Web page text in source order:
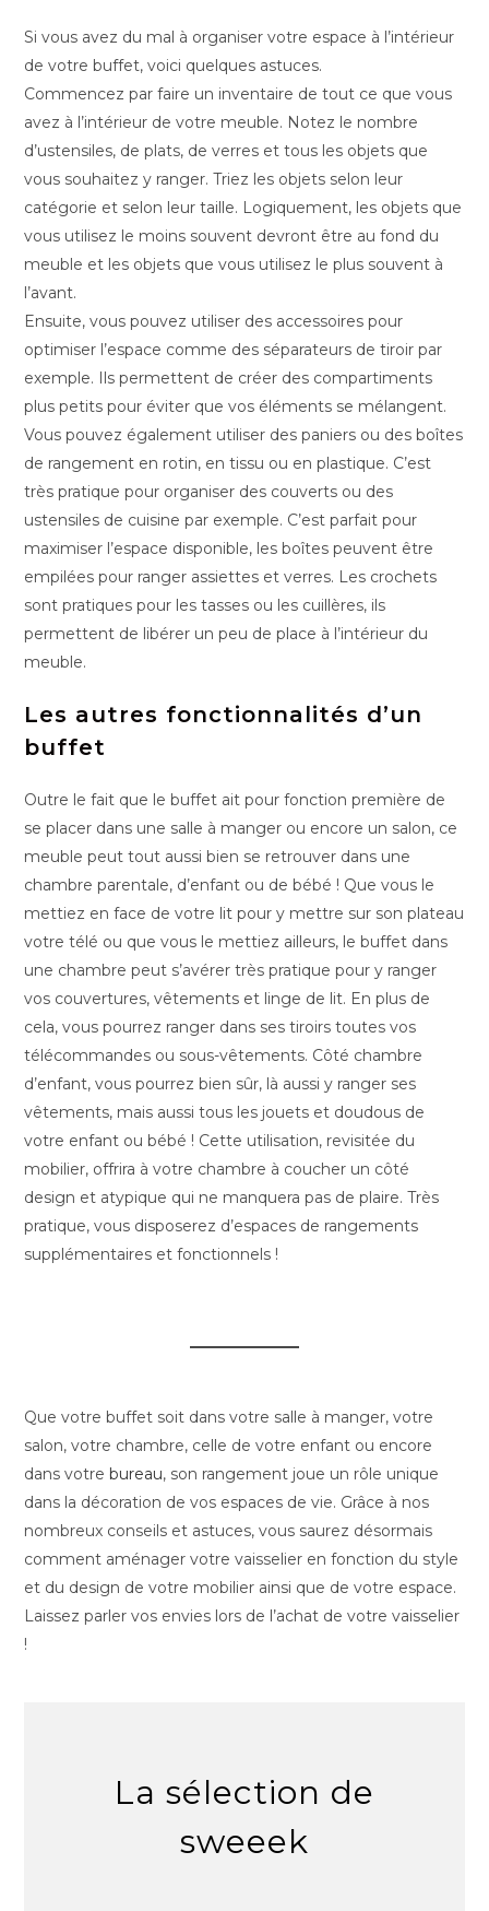
Si vous avez du mal à organiser votre espace à l’intérieur
de votre buffet, voici quelques astuces.
Commencez par faire un inventaire de tout ce que vous
avez à l’intérieur de votre meuble. Notez le nombre
d’ustensiles, de plats, de verres et tous les objets que
vous souhaitez y ranger. Triez les objets selon leur
catégorie et selon leur taille. Logiquement, les objets que
vous utilisez le moins souvent devront être au fond du
meuble et les objets que vous utilisez le plus souvent à
l’avant.
Ensuite, vous pouvez utiliser des accessoires pour
optimiser l’espace comme des séparateurs de tiroir par
exemple. Ils permettent de créer des compartiments
plus petits pour éviter que vos éléments se mélangent.
Vous pouvez également utiliser des paniers ou des boîtes
de rangement en rotin, en tissu ou en plastique. C’est
très pratique pour organiser des couverts ou des
ustensiles de cuisine par exemple. C’est parfait pour
maximiser l’espace disponible, les boîtes peuvent être
empilées pour ranger assiettes et verres. Les crochets
sont pratiques pour les tasses ou les cuillères, ils
permettent de libérer un peu de place à l’intérieur du
meuble.
Les autres fonctionnalités d’un
buffet
Outre le fait que le buffet ait pour fonction première de
se placer dans une salle à manger ou encore un salon, ce
meuble peut tout aussi bien se retrouver dans une
chambre parentale, d’enfant ou de bébé ! Que vous le
mettiez en face de votre lit pour y mettre sur son plateau
votre télé ou que vous le mettiez ailleurs, le buffet dans
une chambre peut s’avérer très pratique pour y ranger
vos couvertures, vêtements et linge de lit. En plus de
cela, vous pourrez ranger dans ses tiroirs toutes vos
télécommandes ou sous-vêtements. Côté chambre
d’enfant, vous pourrez bien sûr, là aussi y ranger ses
vêtements, mais aussi tous les jouets et doudous de
votre enfant ou bébé ! Cette utilisation, revisitée du
mobilier, offrira à votre chambre à coucher un côté
design et atypique qui ne manquera pas de plaire. Très
pratique, vous disposerez d’espaces de rangements
supplémentaires et fonctionnels !
Que votre buffet soit dans votre salle à manger, votre
salon, votre chambre, celle de votre enfant ou encore
dans votrebureau, son rangement joue un rôle unique
dans la décoration de vos espaces de vie. Grâce à nos
nombreux conseils et astuces, vous saurez désormais
comment aménager votre vaisselier en fonction du style
et du design de votre mobilier ainsi que de votre espace.
Laissez parler vos envies lors de l’achat de votre vaisselier
!
La sélection de
sweeek